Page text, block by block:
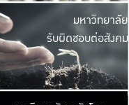
มหาวิ
ค
เปิดประ
และพบเรื่องราวใ
มหาวิทยาลัย
รับผิดชอบต่อสังคม